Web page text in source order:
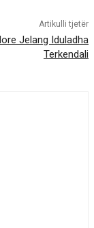
Artikulli tjetër
Jelang Iduladha
Terkendali